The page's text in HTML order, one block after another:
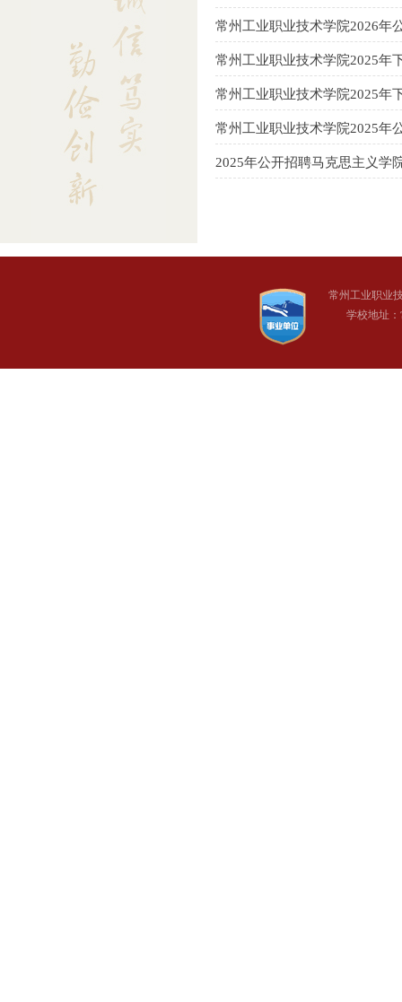
常州工业职业技术学院2026年
常州工业职业技术学院2025年
常州工业职业技术学院2025年
常州工业职业技术学院2025年
2025年公开招聘马克思主义学
常州工业职业
学校地址